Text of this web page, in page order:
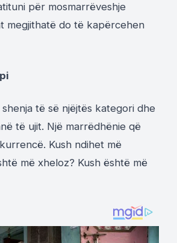
për mosmarrëveshje
megjithatë do të kapërcehen
të së njëjtës kategori dhe
të ujit. Një marrëdhënie që
Kush ndihet më
më xheloz? Kush është më